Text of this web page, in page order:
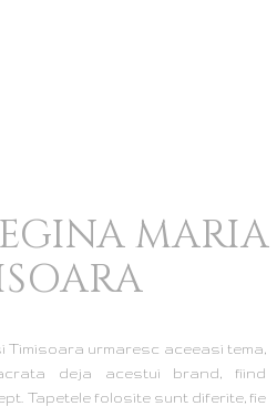
MARIA
Timisoara urmaresc aceeasi tema,
deja acestui brand, fiind
Tapetele folosite sunt diferite, fie